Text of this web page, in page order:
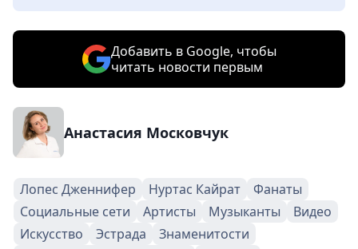
Добавить в Google, чтобы
читать новости первым
Анастасия Московчук
Лопес Дженнифер Нуртас Кайрат
Фанаты
Социальные сети
Артисты Музыканты
Видео
Искусство
Эстрада
Знаменитости